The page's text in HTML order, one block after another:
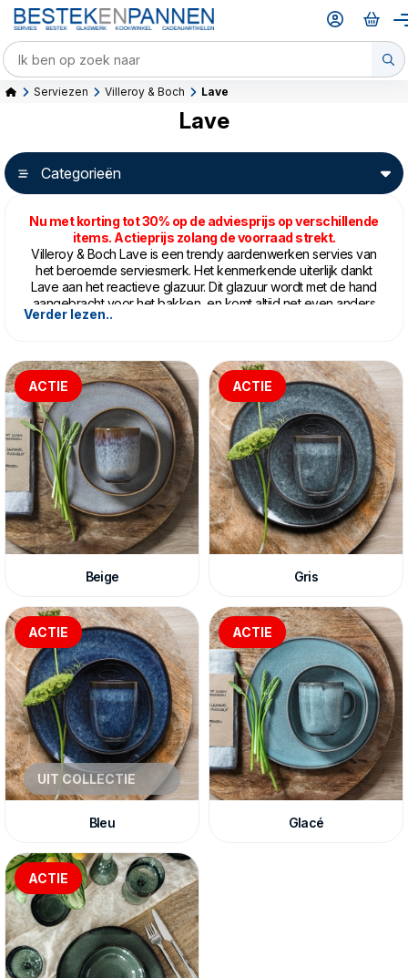
Serviezen Villeroy & Boch Lave
Lave
Categorieën
Nu met korting tot 30% op de adviesprijs op verschillende
items. Actieprijs zolang de voorraad strekt.
Villeroy & Boch Lave is een trendy aardenwerken servies van
het beroemde serviesmerk. Het kenmerkende uiterlijk dankt
Lave aan het reactieve glazuur. Dit glazuur wordt met de hand
aangebracht voor het bakken, en komt altijd net even anders
uit de oven. Geen twee stukken zijn precies hetzelfde. Dat
een rustige tafel met het nieuweLave Vertof combineer
bijvoorbeeldLave Glacémet Lave Beige
voor een speels
effect.
Villeroy & Boch Lave is gemaakt van aardewerk en wordt
gemaakt in Portugal.
Verder lezen..
ACTIE
Beige
ACTIE
Gris
ACTIE
UIT COLLECTIE
Bleu
ACTIE
Glacé
ACTIE